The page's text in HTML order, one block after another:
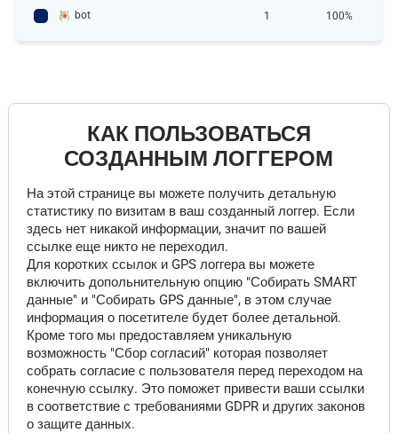
bot 1 100%
КАК ПОЛЬЗОВАТЬСЯ
СОЗДАННЫМ ЛОГГЕРОМ
На этой странице вы можете получить детальную
статистику по визитам в ваш созданный логгер. Если
здесь нет никакой информации, значит по вашей
ссылке еще никто не переходил.
Для коротких ссылок и GPS логгера вы можете
включить допольнительную опцию "Собирать SMART
данные" и "Собирать GPS данные", в этом случае
информация о посетителе будет более детальной.
Кроме того мы предоставляем уникальную
возможность "Сбор согласий" которая позволяет
собрать согласие с пользователя перед переходом на
конечную ссылку. Это поможет привести ваши ссылки
в соответствие с требованиями GDPR и других законов
о защите данных.